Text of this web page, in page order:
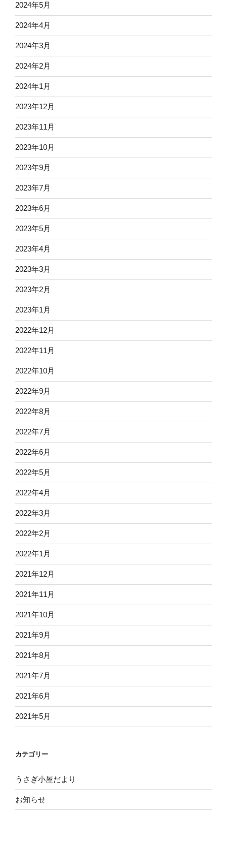
2024年5月
2024年4月
2024年3月
2024年2月
2024年1月
2023年12月
2023年11月
2023年10月
2023年9月
2023年7月
2023年6月
2023年5月
2023年4月
2023年3月
2023年2月
2023年1月
2022年12月
2022年11月
2022年10月
2022年9月
2022年8月
2022年7月
2022年6月
2022年5月
2022年4月
2022年3月
2022年2月
2022年1月
2021年12月
2021年11月
2021年10月
2021年9月
2021年8月
2021年7月
2021年6月
2021年5月
カテゴリー
うさぎ小屋だより
お知らせ